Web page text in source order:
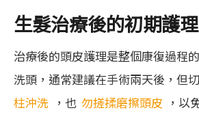
生髮治療後的初期護理
治療後的頭皮護理是整個康復過程
洗頭，通常建議在手術兩天後，但
柱沖洗 ，也 勿搓揉磨擦頭皮 ，以